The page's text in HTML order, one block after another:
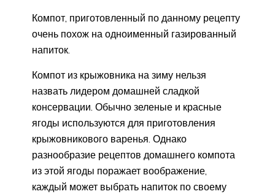
Компот, приготовленный по данному рецепту
очень похож на одноименный газированный
напиток.
Компот из крыжовника на зиму нельзя
назвать лидером домашней сладкой
консервации. Обычно зеленые и красные
ягоды используются для приготовления
крыжовникового варенья. Однако
разнообразие рецептов домашнего компота
из этой ягоды поражает воображение,
каждый может выбрать напиток по своему